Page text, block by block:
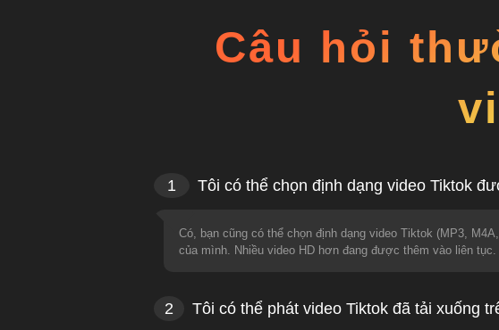
Câu hỏi
1 Tôi có thể chọn định dạng video Tiktok
Có, bạn cũng có thể chọn định dạng video Tiktok (MP3,
của mình. Nhiều video HD hơn đang được thêm vào liên tục.
2 Tôi có thể phát video Tiktok đã tải xuống